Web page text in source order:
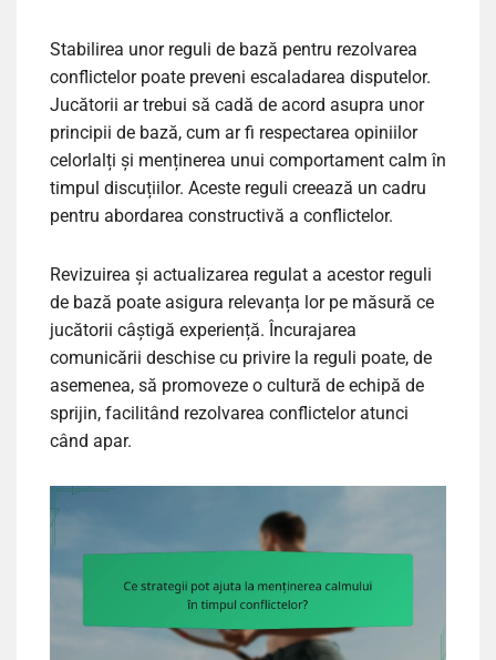
Stabilirea unor reguli de bază pentru rezolvarea
conflictelor poate preveni escaladarea disputelor.
Jucătorii ar trebui să cadă de acord asupra unor
principii de bază, cum ar fi respectarea opiniilor
celorlalți și menținerea unui comportament calm în
timpul discuțiilor. Aceste reguli creează un cadru
pentru abordarea constructivă a conflictelor.
Revizuirea și actualizarea regulat a acestor reguli
de bază poate asigura relevanța lor pe măsură ce
jucătorii câștigă experiență. Încurajarea
comunicării deschise cu privire la reguli poate, de
asemenea, să promoveze o cultură de echipă de
sprijin, facilitând rezolvarea conflictelor atunci
când apar.